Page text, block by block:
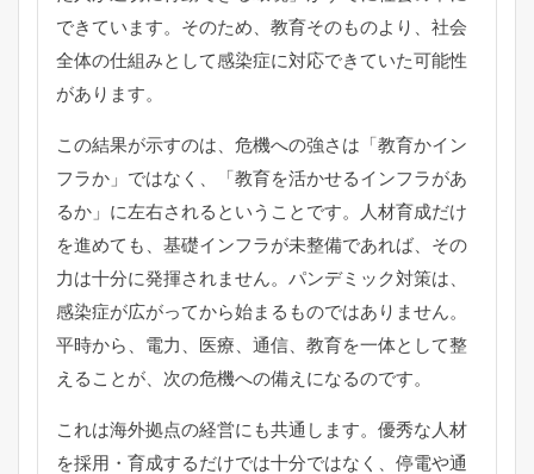
できています。そのため、教育そのものより、社会
全体の仕組みとして感染症に対応できていた可能性
があります。
この結果が示すのは、危機への強さは「教育かイン
フラか」ではなく、「教育を活かせるインフラがあ
るか」に左右されるということです。人材育成だけ
を進めても、基礎インフラが未整備であれば、その
力は十分に発揮されません。パンデミック対策は、
感染症が広がってから始まるものではありません。
平時から、電力、医療、通信、教育を一体として整
えることが、次の危機への備えになるのです。
これは海外拠点の経営にも共通します。優秀な人材
を採用・育成するだけでは十分ではなく、停電や通